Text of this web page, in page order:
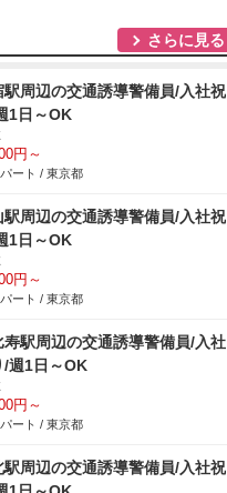
さらに見る
駅周辺の交通誘導警備員/入社祝
1日～OK
円～
ート / 東京都
駅周辺の交通誘導警備員/入社祝
1日～OK
円～
ート / 東京都
寿駅周辺の交通誘導警備員/入社
/週1日～OK
円～
ート / 東京都
駅周辺の交通誘導警備員/入社祝